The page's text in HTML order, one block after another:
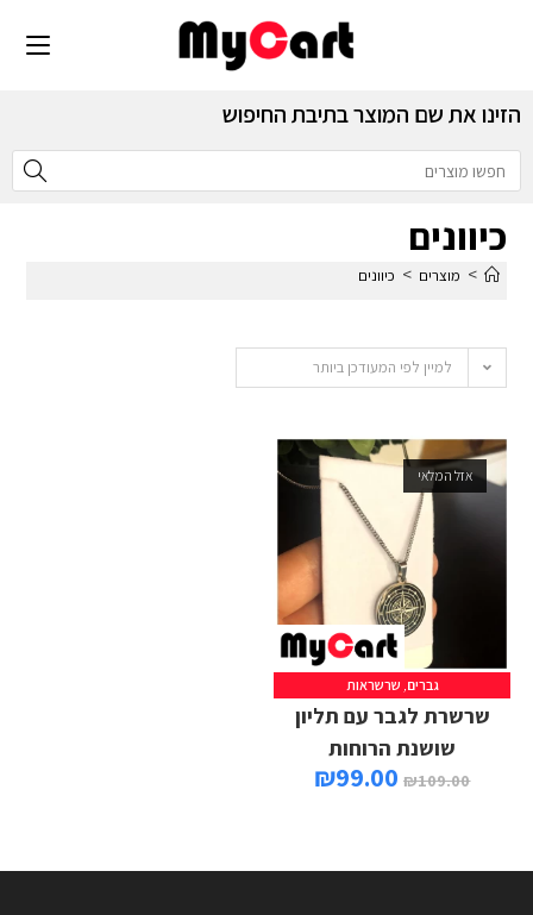
הזינו את שם המוצר בתיבת החיפוש
כיוונים
> מוצרים > כיוונים
למיין לפי המעודכן ביותר
אזל המלאי
מידע נוסף
גברים, שרשראות
שרשרת לגבר עם תליון
שושנת הרוחות
₪109.00
₪99.00